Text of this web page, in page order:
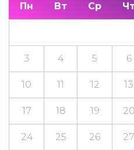
Пн Вт Ср
3 4 5 6
10 11 12 13
17 18 19 20
24 25 26 27